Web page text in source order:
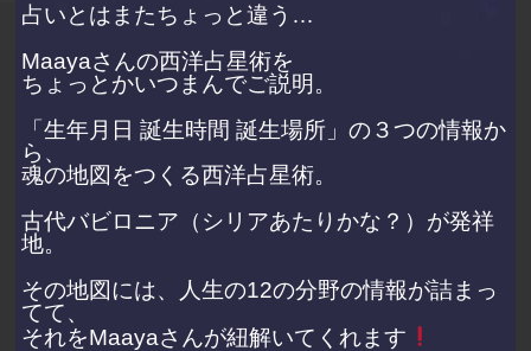
占いとはまたちょっと違う…
Maayaさんの西洋占星術を
ちょっとかいつまんでご説明。
「生年月日 誕生時間 誕生場所」の３つの情報か
ら、
魂の地図をつくる西洋占星術。
古代バビロニア（シリアあたりかな？）が発祥
地。
その地図には、人生の12の分野の情報が詰まっ
てて、
それをMaayaさんが紐解いてくれます